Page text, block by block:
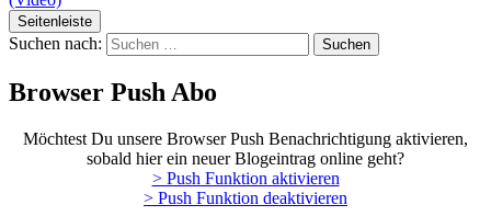
Seitenleiste
Suchen nach:
Browser Push Abo
Möchtest Du unsere Browser Push Benachrichtigung aktivieren,
sobald hier ein neuer Blogeintrag online geht?
> Push Funktion aktivieren
> Push Funktion deaktivieren